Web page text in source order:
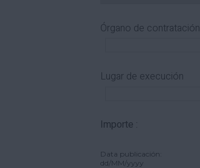
Órgano de contratación
Lugar de execución
Importe :
Data publicación:
dd/MM/yyyy